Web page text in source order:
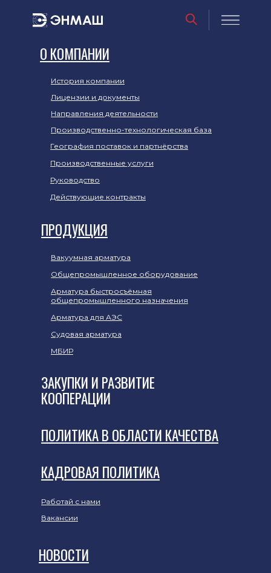
Руководство
О КОМПАНИИ
КАДРОВАЯ ПОЛИТИКА
ЗАКУПКИ И РАЗВИТИЕ
КООПЕРАЦИИ
ПРОДУКЦИЯ
НОВОСТИ
ПОЛИТИКА В ОБЛАСТИ КАЧЕСТВА
Производственные услуги
Действующие контракты
География поставок и партнёрства
Производственно-технологическая база
Лицензии и документы
Направления деятельности
История компании
Работай с нами
Вакансии
МБИР
Судовая арматура
Арматура быстросъёмная
общепромышленного назначения
Вакуумная арматура
Арматура для АЭС
Общепромышленное оборудование